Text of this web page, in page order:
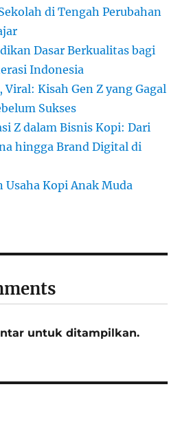
di Tengah Perubahan
Dasar Berkualitas bagi
Indonesia
Kisah Gen Z yang Gagal
Sukses
Z dalam Bisnis Kopi: Dari
hingga Brand Digital di
Usaha Kopi Anak Muda
untuk ditampilkan.